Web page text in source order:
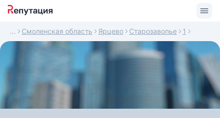
Смоленская область Ярцево Старозавопье 1